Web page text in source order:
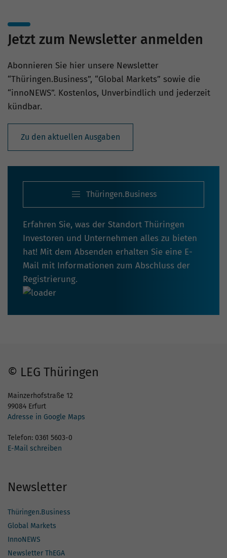
Jetzt zum Newsletter anmelden
Abonnieren Sie hier unsere Newsletter
“Thüringen.Business”, “Global Markets” sowie die
“innoNEWS”. Kostenlos, Unverbindlich und jederzeit
kündbar.
Zu den aktuellen Ausgaben
Thüringen.Business
Erfahren Sie, was der Standort Thüringen
Investoren und Unternehmen alles zu bieten
hat! Mit dem Absenden erhalten Sie eine E-
Mail mit Informationen zum Abschluss der
Registrierung.
© LEG Thüringen
Mainzerhofstraße 12
99084 Erfurt
Adresse in Google Maps
Telefon: 0361 5603-0
E-Mail schreiben
Newsletter
Thüringen.Business
Global Markets
InnoNEWS
Newsletter ThEGA